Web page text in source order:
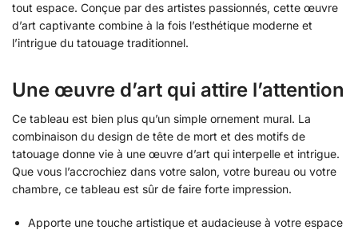
tout espace. Conçue par des artistes passionnés, cette œuvre
d’art captivante combine à la fois l’esthétique moderne et
l’intrigue du tatouage traditionnel.
Une œuvre d’art qui attire l’attention
Ce tableau est bien plus qu’un simple ornement mural. La
combinaison du design de tête de mort et des motifs de
tatouage donne vie à une œuvre d’art qui interpelle et intrigue.
Que vous l’accrochiez dans votre salon, votre bureau ou votre
chambre, ce tableau est sûr de faire forte impression.
Apporte une touche artistique et audacieuse à votre espace